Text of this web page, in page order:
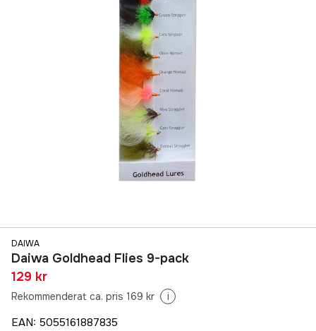
DAIWA
Daiwa Goldhead Flies 9-pack
129 kr
Rekommenderat ca. pris 169 kr i
EAN: 5055161887835